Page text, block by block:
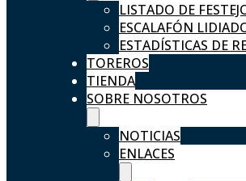
LISTADO DE
ESCALAFÓN
ESTADÍSTICAS DE
TOREROS
TIENDA
SOBRE NOSOTROS
NOTICIAS
ENLACES